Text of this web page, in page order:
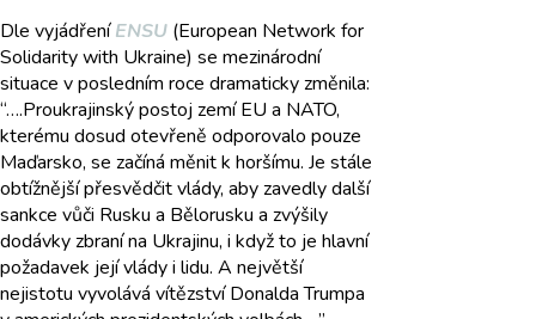
Dle vyjádřeníENSU (European Network for
Solidarity with Ukraine) se mezinárodní
situace v posledním roce dramaticky změnila:
“….Proukrajinský postoj zemí EU a NATO,
kterému dosud otevřeně odporovalo pouze
Maďarsko, se začíná měnit k horšímu. Je stále
obtížnější přesvědčit vlády, aby zavedly další
sankce vůči Rusku a Bělorusku a zvýšily
dodávky zbraní na Ukrajinu, i když to je hlavní
požadavek její vlády i lidu. A největší
nejistotu vyvolává vítězství Donalda Trumpa